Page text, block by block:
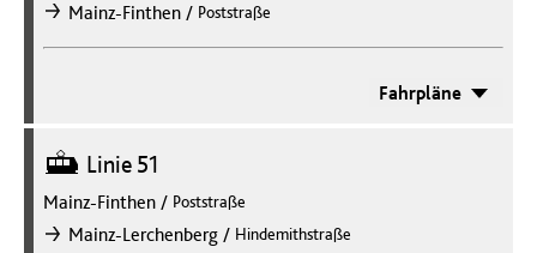
nachMainz-Finthen / Poststraße
Fahrpläne
Straßenbahn
Linie 51
Mainz-Finthen / Poststraße
nachMainz-Lerchenberg / Hindemithstraße